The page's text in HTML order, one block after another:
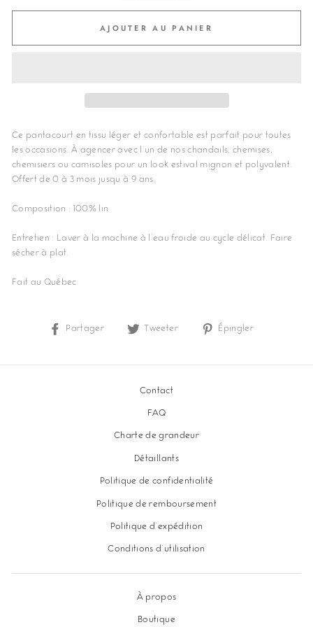
AJOUTER AU PANIER
Ce pantacourt en tissu léger et confortable est parfait pour toutes
les occasions. À agencer avec l'un de nos chandails, chemises,
chemisiers ou camisoles pour un look estival mignon et polyvalent.
Offert de 0 à 3 mois jusqu'à 9 ans.
Composition : 100% lin
Entretien : Laver à la machine à l'eau froide au cycle délicat. Faire
sécher à plat.
Fait au Québec
Partager
PartagerTweeter
TweeterÉpingler
Contact
FAQ
Charte de grandeur
Détaillants
Politique de confidentialité
Politique de remboursement
Politique d'expédition
Conditions d'utilisation
À propos
Boutique